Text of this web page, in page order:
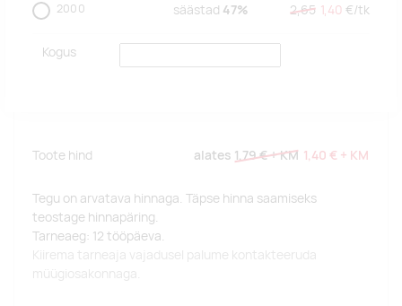
2000 säästad 47% 2,65 1,40 €/tk
Kogus
Toote hind alates 1,79 €+ KM 1,40 € + KM
Tegu on arvatava hinnaga. Täpse hinna saamiseks
teostage hinnapäring.
Tarneaeg: 12 tööpäeva.
Kiirema tarneaja vajadusel palume kontakteeruda
müügiosakonnaga.